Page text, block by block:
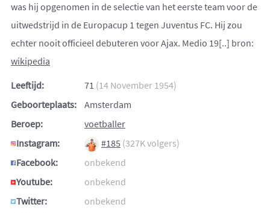
was hij opgenomen in de selectie van het eerste team voor de
uitwedstrijd in de Europacup 1 tegen Juventus FC. Hij zou
echter nooit officieel debuteren voor Ajax. Medio 19[..] bron:
wikipedia
Leeftijd:
71 (14 November 1954)
Geboorteplaats:
Amsterdam
Beroep:
voetballer
Instagram:
#185 (327K volgers)
Facebook:
onbekend
Youtube:
onbekend
Twitter:
onbekend